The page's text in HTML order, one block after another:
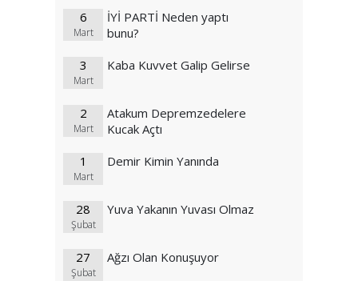
6
Mart
İYİ PARTİ Neden yaptı
bunu?
3
Mart
Kaba Kuvvet Galip Gelirse
2
Mart
Atakum Depremzedelere
Kucak Açtı
1
Mart
Demir Kimin Yanında
28
Şubat
Yuva Yakanın Yuvası Olmaz
27
Şubat
Ağzı Olan Konuşuyor